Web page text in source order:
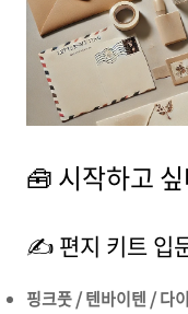
🧰 시작하고
✍️ 편지 키트 입
핑크풋 / 텐바이텐 / 다